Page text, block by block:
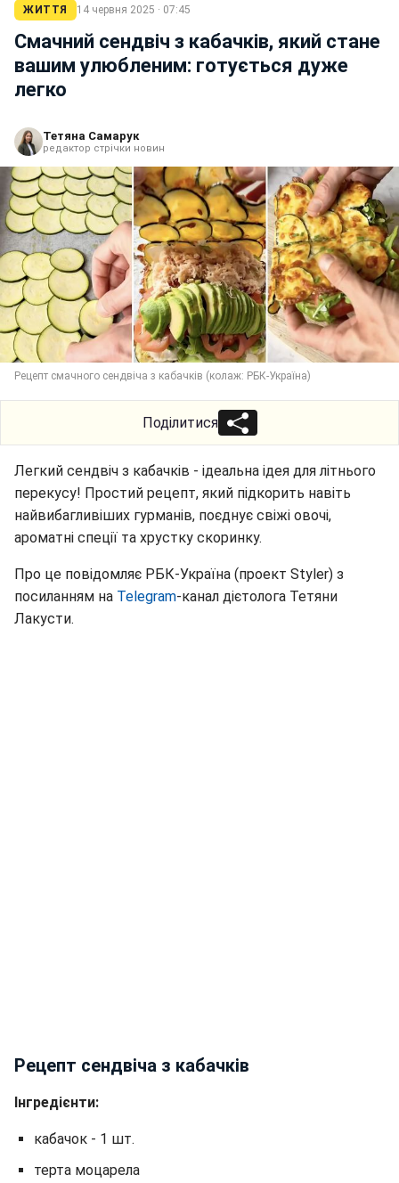
ЖИТТЯ 14 червня 2025 · 07:45
Смачний сендвіч з кабачків, який стане
вашим улюбленим: готується дуже
легко
Тетяна Самарук
редактор стрічки новин
Рецепт смачного сендвіча з кабачків (колаж: РБК-Україна)
Поділитися
Легкий сендвіч з кабачків - ідеальна ідея для літнього
перекусу! Простий рецепт, який підкорить навіть
найвибагливіших гурманів, поєднує свіжі овочі,
ароматні спеції та хрустку скоринку.
Про це повідомляє РБК-Україна (проект Styler) з
посиланням на Telegram-канал дієтолога Тетяни
Лакусти.
Рецепт сендвіча з кабачків
Інгредієнти:
кабачок - 1 шт.
терта моцарела